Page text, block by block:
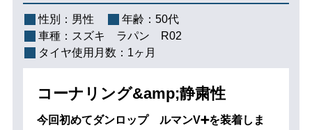
性別： 男性 年齢： 50代
車種： スズキ ラパン R02
タイヤ使用月数： 1ヶ月
コーナリング&amp;静粛性
今回初めてダンロップ ルマンV➕を装着しま